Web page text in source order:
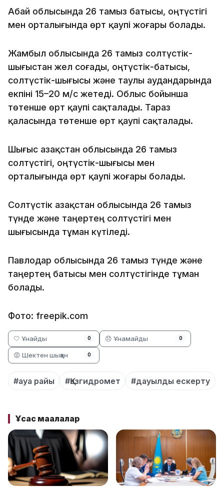
Абай облысында 26 тамыз батысы, оңтүстігі
мен орталығында өрт қаупі жоғары болады.
Жамбыл облысында 26 тамыз солтүстік-
шығыстан жел соғады, оңтүстік-батысы,
солтүстік-шығысы және таулы аудандарында
екпіні 15–20 м/с жетеді. Облыс бойынша
төтенше өрт қаупі сақталады. Тараз
қаласында төтенше өрт қаупі сақталады.
Шығыс Қазақстан облысында 26 тамыз
солтүстігі, оңтүстік-шығысы мен
орталығында өрт қаупі жоғары болады.
Солтүстік Қазақстан облысында 26 тамыз
түнде және таңертең солтүстігі мен
шығысында тұман күтіледі.
Павлодар облысында 26 тамыз түнде және
таңертең батысы мен солтүстігінде тұман
болады.
Фото: freepik.com
🤍 Ұнайды 0 😞 Ұнамайды 0
😡 Шектен шыққан 0
#ауа райы #Қазгидромет #дауылды ескерту
Ұқсас мақалалар